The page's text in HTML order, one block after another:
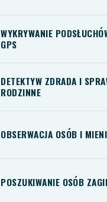
WYKRYWANIE
GPS
DETEKTYW ZDRADA I
RODZINNE
OBSERWACJA OSÓB I
POSZUKIWANIE OSÓB